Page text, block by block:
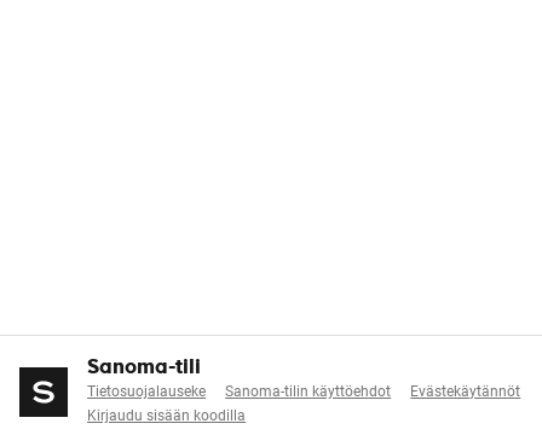
Sanoma-tili
Tietosuojalauseke Sanoma-tilin käyttöehdot
Evästekäytännöt
Kirjaudu sisään koodilla